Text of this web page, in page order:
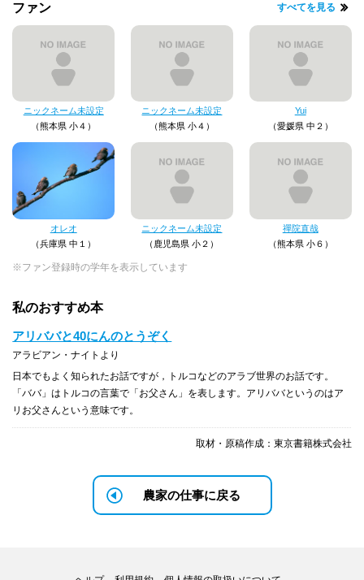
ファン すべてを見る
ニックネーム未設定
（熊本県 小４）
ニックネーム未設定
（熊本県 小４）
Yui
（愛媛県 中２）
オレオ
（兵庫県 中１）
ニックネーム未設定
（鹿児島県 小２）
禪院直哉
（熊本県 小６）
※ファン登録時の学年を表示しています
私のおすすめ本
アリババと40にんのとうぞく
アラビアン・ナイトより
日本でもよく知られたお話ですが，トルコなどのアラブ世界のお話です。
「ババ」はトルコの言葉で「お父さん」を表します。アリババというのはア
リお父さんという意味です。
取材・原稿作成：東京書籍株式会社
農家の仕事に戻る